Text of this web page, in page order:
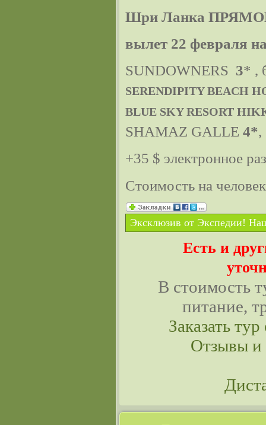
Шри Ланка
вылет 22 февраля
SUNDOWNERS 3* ,
SERENDIPITY BEACH
BLUE SKY RESORT
SHAMAZ GALLE 4*,
+35 $ электронное
Стоимость на
Эксклюзив от Экспедии!
Есть и
В стоимость
питание,
Заказать
Отзывы и